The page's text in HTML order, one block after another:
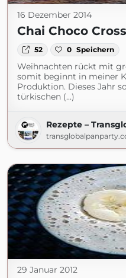
16 Dezember 2014
Chai Choco
52 0 Speichern
Weihnachten rückt mit
somit beginnt in meiner
Produktion. Dieses Jahr
türkischen (...)
Rezepte –
29 Januar 2012